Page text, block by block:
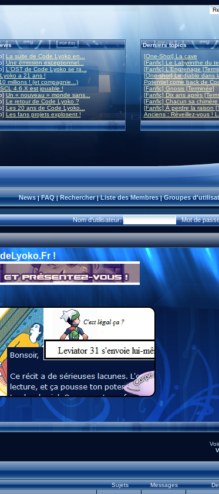
La suite de Code Lyoko en...
Une émission exceptionnel...
L'OST de Code Lyoko se ra...
a 21 ans !
10 millions ! (et compagnie...)
4.6.X est jouable !
Un « nouveau » monde sans...
Le retour de Code Lyoko ?
Les 20 ans de Code Lyoko...
Les fans projets explosent !
Derniers topics
[One-Shot] La cave
[Fanfic] Le Labyrinthe du
[Fanfic] L'Engrenage
[One-shot] Le diable dans
Potentiel come back de
[Fanfic] Gnosis [Terminée]
[Fanfic] Dix ans après
[Fanfic] Chacun sa chimère
[Fanfic] À perdre la raison
Anciens : Réveillez-vous !
News|FAQ|Rechercher|Liste des Membres|Groupes
Nom d'utilisateur: Mot de
!
Sujets Messages